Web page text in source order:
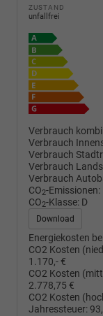
ZUSTAND
unfallfrei
Verbrauch
Verbrauch
Verbrauch
Verbrauch
Verbrauch
CO2-Emissionen:
CO2-Klasse: D
Download
Energiekosten
CO2 Kosten
1.170,- €
CO2 Kosten
2.778,75 €
CO2 Kosten
Jahressteuer: